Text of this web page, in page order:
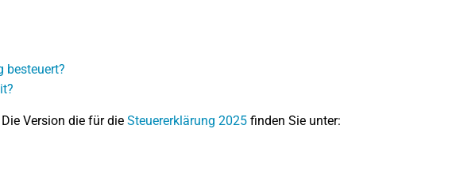
besteuert?
Version die für die Steuererklärung 2025finden Sie unter: